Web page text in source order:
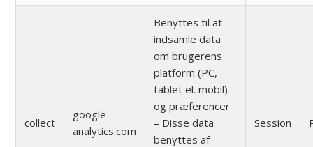
collect
google-
analytics.com
Benyttes til at
indsamle data
om brugerens
platform (PC,
tablet el. mobil)
og præferencer
– Disse data
benyttes af
Session